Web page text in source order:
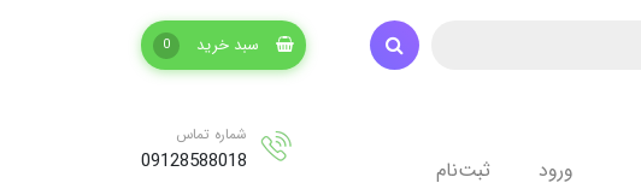
سبد خرید 0
ورود ثبت‌نام
شماره تماس
09128588018